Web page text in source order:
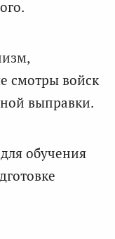
смотры войск
выправки.
обучения